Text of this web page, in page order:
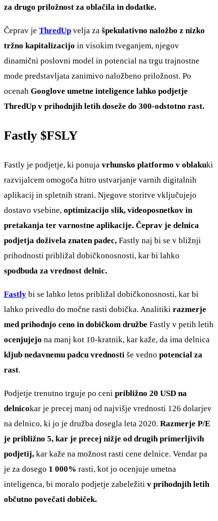
za drugo priložnost za oblačila in dodatke.
Čeprav je ThredUp velja za špekulativno naložbo z nizko
tržno kapitalizacijo in visokim tveganjem, njegov
dinamični poslovni model in potencial na trgu trajnostne
mode predstavljata zanimivo naložbeno priložnost. Po
ocenah Googlove umetne inteligence lahko podjetje
ThredUp v prihodnjih letih doseže do 300-odstotno rast.
Fastly $FSLY
Fastly je podjetje, ki ponuja vrhunsko platformo v oblakuki
razvijalcem omogoča hitro ustvarjanje varnih digitalnih
aplikacij in spletnih strani. Njegove storitve vključujejo
dostavo vsebine, optimizacijo slik, videoposnetkov in
pretakanja ter varnostne aplikacije. Čeprav je delnica
podjetja doživela znaten padec, Fastly naj bi se v bližnji
prihodnosti približal dobičkonosnosti, kar bi lahko
spodbuda za vrednost delnic.
Fastly bi se lahko letos približal dobičkonosnosti, kar bi
lahko privedlo do močne rasti dobička. Analitiki razmerje
med prihodnjo ceno in dobičkom družbe Fastly v petih letih
ocenjujejo na manj kot 10-kratnik, kar kaže, da ima delnica
kljub nedavnemu padcu vrednosti še vedno potencial za
rast.
Podjetje trenutno trguje po ceni približno 20 USD na
delnicokar je precej manj od najvišje vrednosti 126 dolarjev
na delnico, ki jo je družba dosegla leta 2020. Razmerje P/E
je približno 5, kar je precej nižje od drugih primerljivih
podjetij, kar kaže na možnost rasti cene delnice. Vendar pa
je za dosego 1 000% rasti, kot jo ocenjuje umetna
inteligenca, bi moralo podjetje zabeležiti v prihodnjih letih
občutno povečati dobiček.